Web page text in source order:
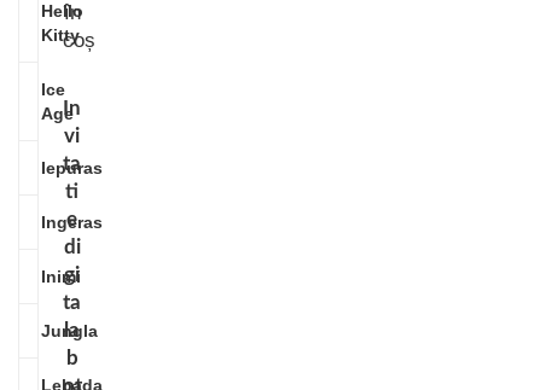
Hello
Kitty
Ice
Age
Iepuras
Ingeras
Inimi
Jungla
Lebada
în
coș
In
vi
ta
ti
e
di
gi
ta
la
b
ot